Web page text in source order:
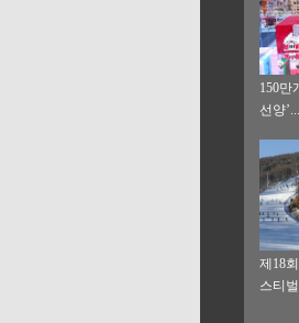
150만
선양
제18
스티